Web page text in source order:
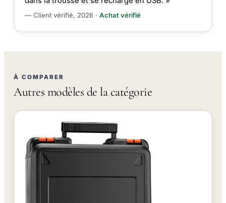
— Client vérifié, 2026 · Achat vérifié
À COMPARER
Autres modèles de la catégorie